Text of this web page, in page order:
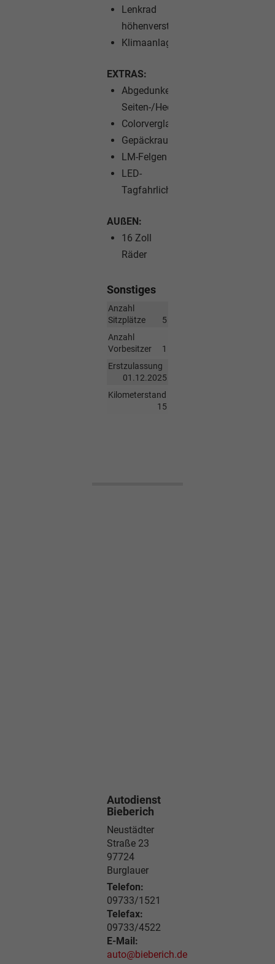
Lenkrad
höhenverstellbar
Klimaanlage
EXTRAS:
Abgedunkelte
Seiten-/Heckscheibe
Colorverglasung
Gepäckraumabdeckung
LM-Felgen
LED-
Tagfahrlicht
AUßEN:
16 Zoll
Räder
Sonstiges
Anzahl
Sitzplätze
5
Anzahl
Vorbesitzer
1
Erstzulassung
01.12.2025
Kilometerstand
15
Autodienst
Bieberich
Neustädter
Straße 23
97724
Burglauer
Telefon:
09733/1521
Telefax:
09733/4522
E-Mail:
auto@bieberich.de